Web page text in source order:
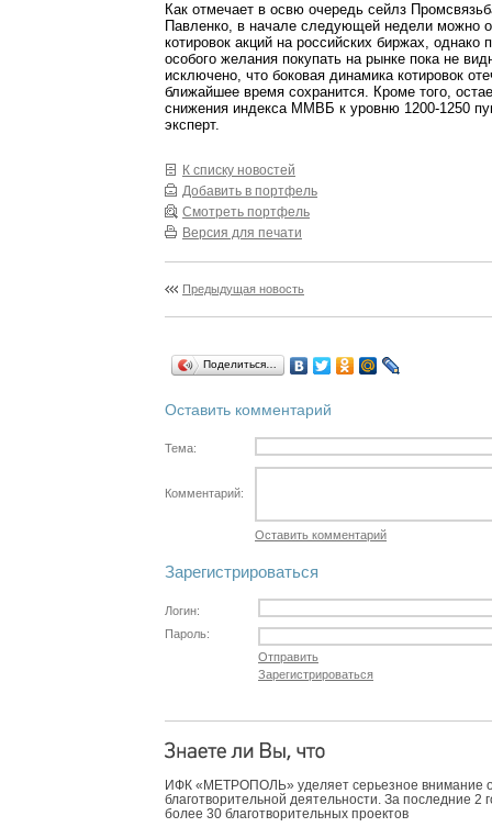
Как отмечает в освю очередь сейлз
Павленко, в начале следующей недели можно
котировок акций на российских биржах, однако
особого желания покупать на рынке пока не
исключено, что боковая динамика котировок
ближайшее время сохранится. Кроме того,
снижения индекса ММВБ к уровню 1200-1250
эксперт.
К списку новостей
Добавить в портфель
Смотреть портфель
Версия для печати
Предыдущая новость
Поделиться…
Оставить комментарий
Тема:
Комментарий:
Оставить комментарий
Зарегистрироваться
Логин:
Пароль:
Отправить
Зарегистрироваться
ИФК «МЕТРОПОЛЬ» уделяет серьезное внимание
благотворительной деятельности. За последние 2
более 30 благотворительных проектов